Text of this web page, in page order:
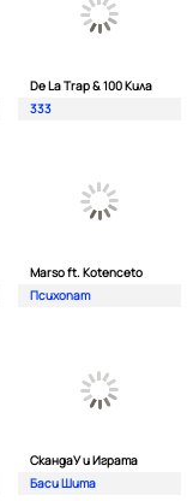
De La Trap & 100 Кила
333
Marso ft. Kotenceto
Психопат
СкандаУ и Играта
Баси Шита